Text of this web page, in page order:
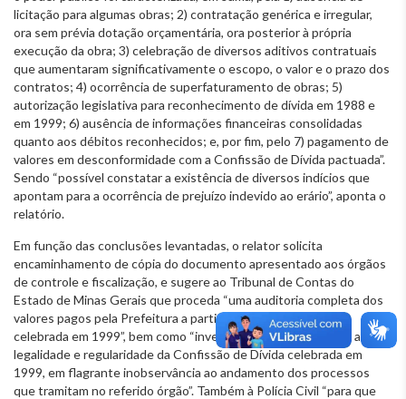
licitação para algumas obras; 2) contratação genérica e irregular,
ora sem prévia dotação orçamentária, ora posterior à própria
execução da obra; 3) celebração de diversos aditivos contratuais
que aumentaram significativamente o escopo, o valor e o prazo dos
contratos; 4) ocorrência de superfaturamento de obras; 5)
autorização legislativa para reconhecimento de dívida em 1988 e
em 1999; 6) ausência de informações financeiras consolidadas
quanto aos débitos reconhecidos; e, por fim, pelo 7) pagamento de
valores em desconformidade com a Confissão de Dívida pactuada”.
Sendo “possível constatar a existência de diversos indícios que
apontam para a ocorrência de prejuízo indevido ao erário”, aponta o
relatório.
Em função das conclusões levantadas, o relator solicita
encaminhamento de cópia do documento apresentado aos órgãos
de controle e fiscalização, e sugere ao Tribunal de Contas do
Estado de Minas Gerais que proceda “uma auditoria completa dos
valores pagos pela Prefeitura a partir da Confissão de Dívida
celebrada em 1999”, bem como “investigação cabível quanto a
legalidade e regularidade da Confissão de Dívida celebrada em
1999, em flagrante inobservância ao andamento dos processos
que tramitam no referido órgão”. Também à Polícia Civil “para que